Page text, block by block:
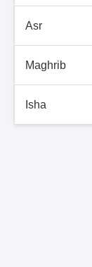
Asr
Maghrib
Isha